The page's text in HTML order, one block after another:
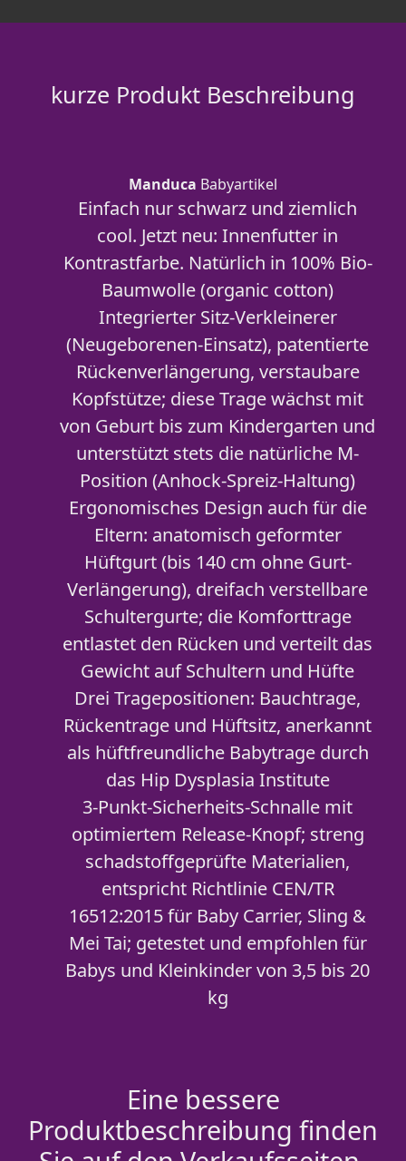
kurze Produkt Beschreibung
Manduca Babyartikel
Einfach nur schwarz und ziemlich
cool. Jetzt neu: Innenfutter in
Kontrastfarbe. Natürlich in 100% Bio-
Baumwolle (organic cotton)
Integrierter Sitz-Verkleinerer
(Neugeborenen-Einsatz), patentierte
Rückenverlängerung, verstaubare
Kopfstütze; diese Trage wächst mit
von Geburt bis zum Kindergarten und
unterstützt stets die natürliche M-
Position (Anhock-Spreiz-Haltung)
Ergonomisches Design auch für die
Eltern: anatomisch geformter
Hüftgurt (bis 140 cm ohne Gurt-
Verlängerung), dreifach verstellbare
Schultergurte; die Komforttrage
entlastet den Rücken und verteilt das
Gewicht auf Schultern und Hüfte
Drei Tragepositionen: Bauchtrage,
Rückentrage und Hüftsitz, anerkannt
als hüftfreundliche Babytrage durch
das Hip Dysplasia Institute
3-Punkt-Sicherheits-Schnalle mit
optimiertem Release-Knopf; streng
schadstoffgeprüfte Materialien,
entspricht Richtlinie CEN/TR
16512:2015 für Baby Carrier, Sling &
Mei Tai; getestet und empfohlen für
Babys und Kleinkinder von 3,5 bis 20
kg
Eine bessere
Produktbeschreibung finden